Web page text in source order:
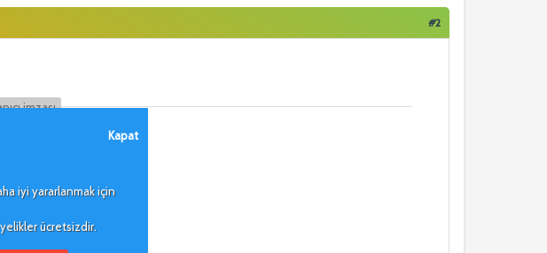
Kapat
iyi yararlanmak için
ücretsizdir.
#2
i̇mzası